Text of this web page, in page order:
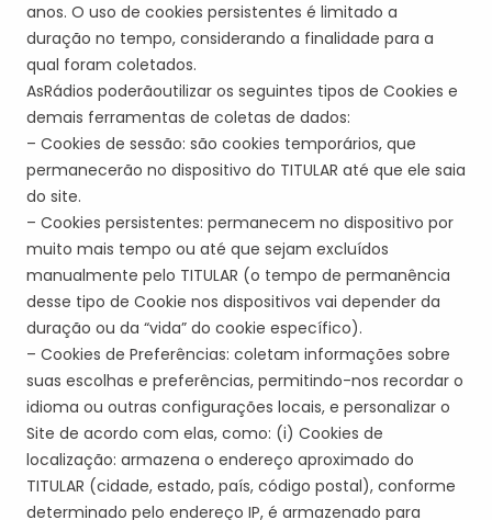
anos. O uso de cookies persistentes é limitado a
duração no tempo, considerando a finalidade para a
qual foram coletados.
AsRádios poderãoutilizar os seguintes tipos de Cookies e
demais ferramentas de coletas de dados:
– Cookies de sessão: são cookies temporários, que
permanecerão no dispositivo do TITULAR até que ele saia
do site.
– Cookies persistentes: permanecem no dispositivo por
muito mais tempo ou até que sejam excluídos
manualmente pelo TITULAR (o tempo de permanência
desse tipo de Cookie nos dispositivos vai depender da
duração ou da “vida” do cookie específico).
– Cookies de Preferências: coletam informações sobre
suas escolhas e preferências, permitindo-nos recordar o
idioma ou outras configurações locais, e personalizar o
Site de acordo com elas, como: (i) Cookies de
localização: armazena o endereço aproximado do
TITULAR (cidade, estado, país, código postal), conforme
determinado pelo endereço IP, é armazenado para